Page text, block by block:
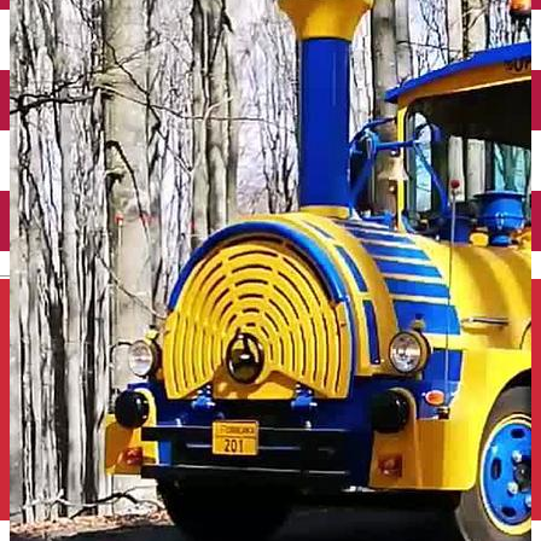
English
Închirieri auto
Închirieri de biciclete